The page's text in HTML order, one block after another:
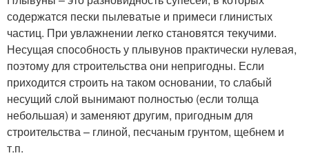
содержатся пески пылеватые и примеси глинистых
частиц. При увлажнении легко становятся текучими.
Несущая способность у плывунов практически нулевая,
поэтому для строительства они непригодны. Если
приходится строить на таком основании, то слабый
несущий слой вынимают полностью (если толща
небольшая) и заменяют другим, пригодным для
строительства – глиной, песчаным грунтом, щебнем и
т.п.